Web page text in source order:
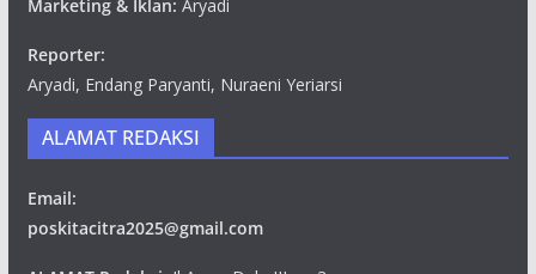
Marketing & Iklan: Aryadi
Reporter:
Aryadi, Endang Paryanti, Nuraeni Yeriarsi
ALAMAT REDAKSI
Email:
poskitacitra2025@gmail.com